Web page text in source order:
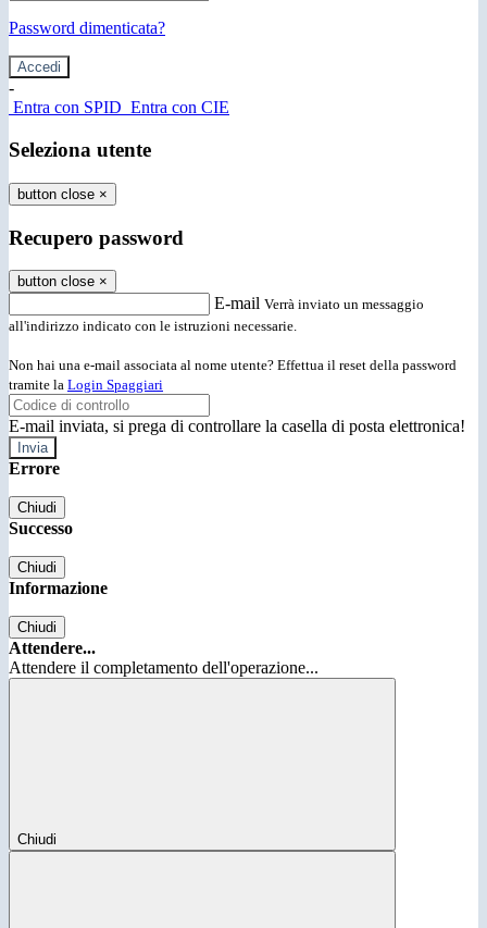
Password dimenticata?
-
Entra con SPID Entra con CIE
Seleziona utente
button close ×
Recupero password
button close ×
E-mail Verrà inviato un messaggio
all'indirizzo indicato con le istruzioni necessarie.
Non hai una e-mail associata al nome utente? Effettua il reset della password
tramite la Login Spaggiari
E-mail inviata, si prega di controllare la casella di posta elettronica!
Errore
Chiudi
Successo
Chiudi
Informazione
Chiudi
Attendere...
Attendere il completamento dell'operazione...
Chiudi